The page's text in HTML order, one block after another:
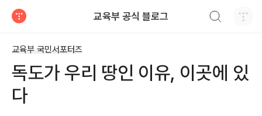
교육부 공식 블로그
교육부 국민서포터즈
독도가 우리 땅인 이유, 이곳에 있
다